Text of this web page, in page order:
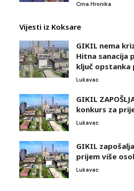
Crna Hronika
Vijesti iz Koksare
GIKIL nema
Hitna sanacija
ključ opstanka
Lukavac
GIKIL
konkurs za
Lukavac
GIKIL
prijem više
Lukavac